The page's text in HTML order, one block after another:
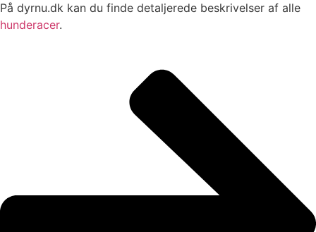
På dyrnu.dk kan du finde detaljerede beskrivelser af alle
hunderacer.